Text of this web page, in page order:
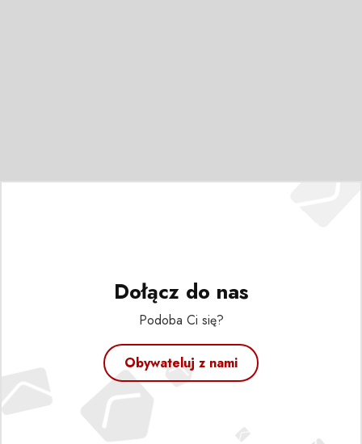
Dołącz do nas
Podoba Ci się?
Obywateluj z nami